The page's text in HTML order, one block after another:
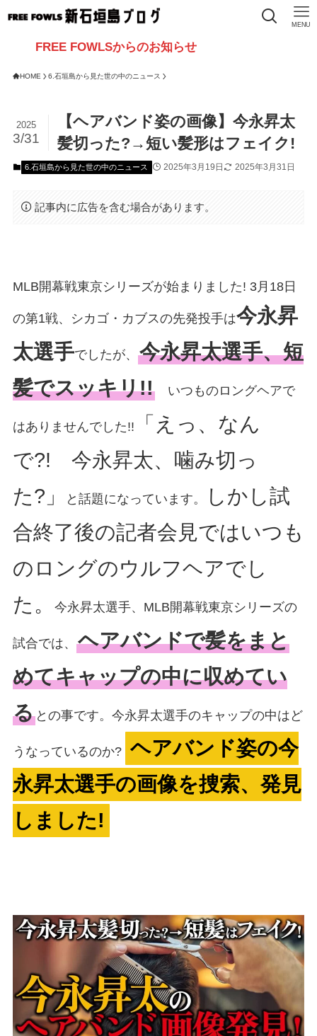
MENU
FOWLSからのお知らせ
HOME 6.石垣島から見た世の中のニュース
【ヘアバンド姿の画像】今永昇太
髪切った?→短い髪形はフェイク!
2025
3/31
6.石垣島から見た世の中のニュース 2025年3月19日 2025年3月31日
記事内に広告を含む場合があります。
MLB開幕戦東京シリーズが始まりました! 3月18日
の第1戦、シカゴ・カブスの先発投手は今永昇
太選手でしたが、 今永昇太選手、短
髪でスッキリ!!いつものロングヘアで
はありませんでした!!
「えっ、なん
で?! 今永昇太、噛み切っ
た?」
と話題になっています。
しかし試
合終了後の記者会見ではいつも
のロングのウルフヘアでし
た。
今永昇太選手、MLB開幕戦東京シリーズの
試合では、 ヘアバンドで髪をまと
めてキャップの中に収めてい
るとの事です。今永昇太選手のキャップの中はど
うなっているのか?
ヘアバンド姿の今
永昇太選手の画像を捜索、発見
しました!